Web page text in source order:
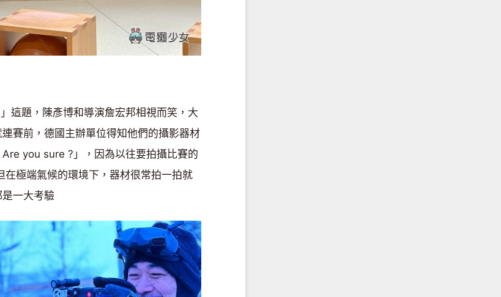
這題，陳彥博和導演詹宏邦相視而笑，大
賽前，德國主辦單位得知他們的攝影器材
you sure ?」，因為以往要拍攝比賽的
極端氣候的環境下，器材很常拍一拍就
一大考驗